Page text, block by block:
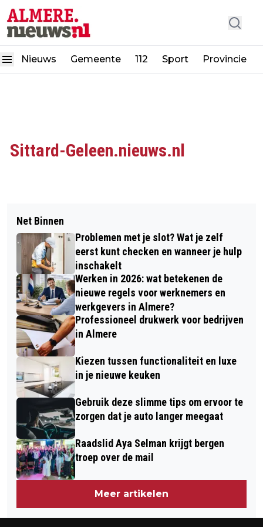
Nieuws Gemeente 112 Sport Provincie
Sittard-Geleen.nieuws.nl
Net Binnen
Problemen met je slot? Wat je zelf
eerst kunt checken en wanneer je hulp
inschakelt
Werken in 2026: wat betekenen de
nieuwe regels voor werknemers en
werkgevers in Almere?
Professioneel drukwerk voor bedrijven
in Almere
Kiezen tussen functionaliteit en luxe
in je nieuwe keuken
Gebruik deze slimme tips om ervoor te
zorgen dat je auto langer meegaat
Raadslid Aya Selman krijgt bergen
troep over de mail
Meer artikelen